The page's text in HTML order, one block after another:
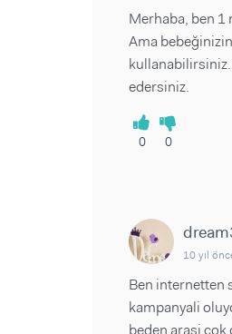
Merhaba, ben 1
Ama
edersiniz.
0 0
10 yıl
Ben internetten
kampanyali
beden arasi